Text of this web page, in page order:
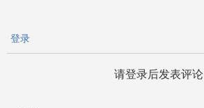
登录
请登录后发表评论